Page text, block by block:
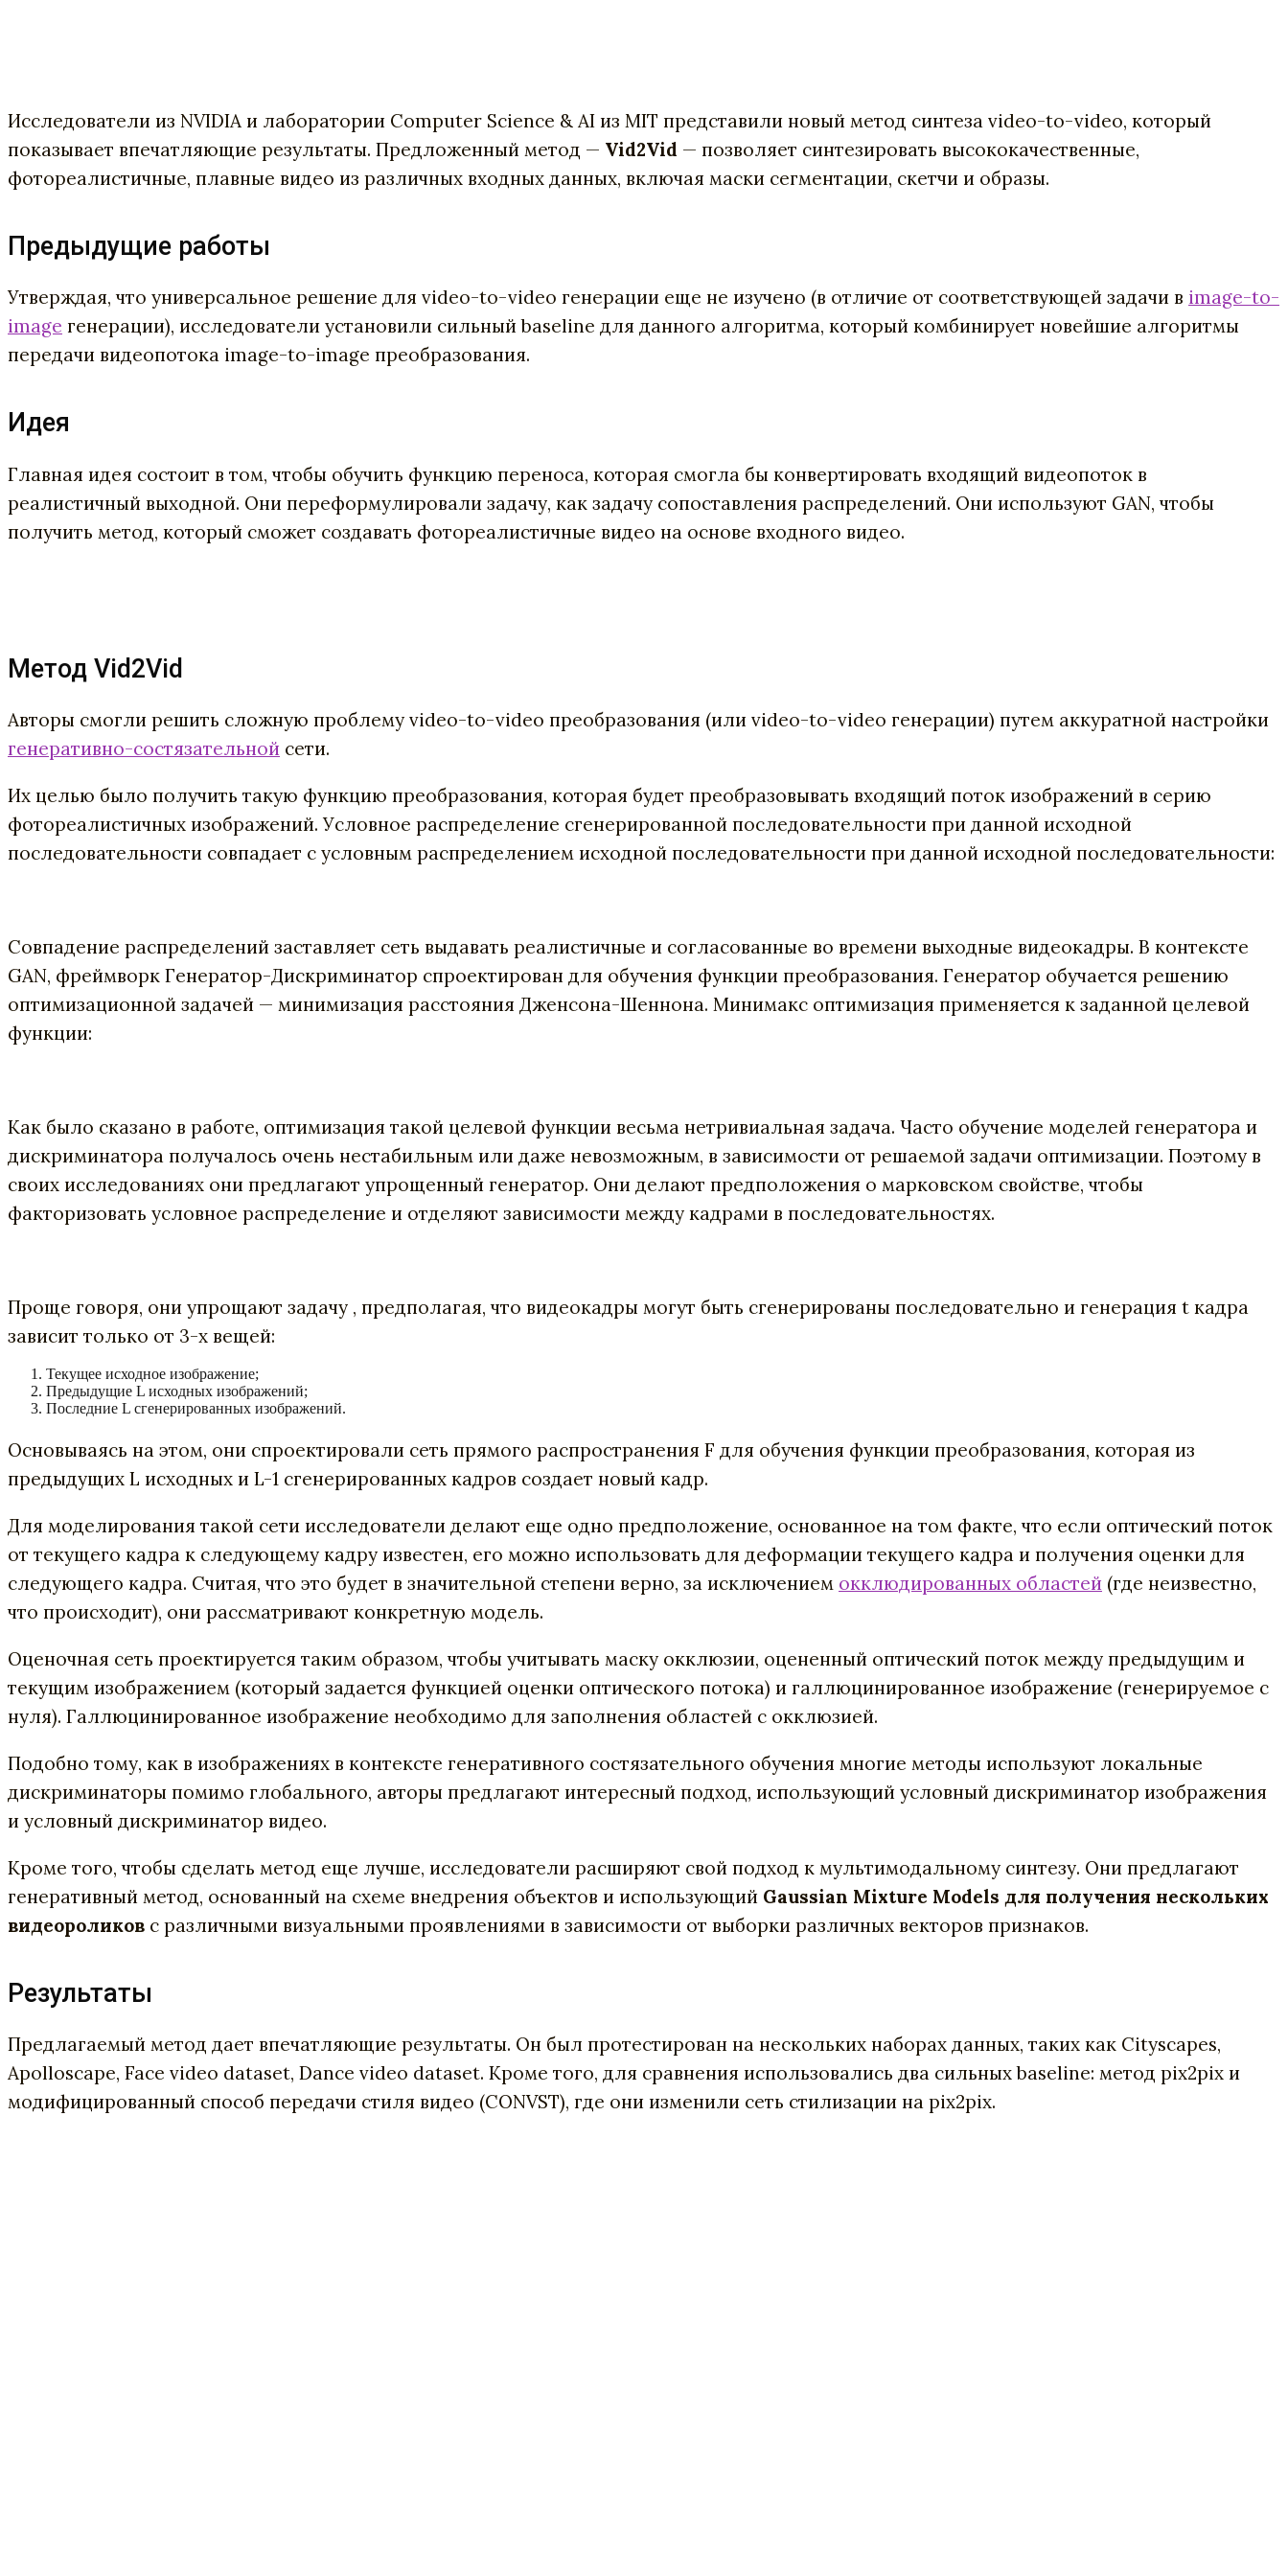
Исследователи из NVIDIA и лаборатории Computer Science & AI из MIT представили новый метод синтеза video-to-video, который
показывает впечатляющие результаты. Предложенный метод — Vid2Vid — позволяет синтезировать высококачественные,
фотореалистичные, плавные видео из различных входных данных, включая маски сегментации, скетчи и образы.
Предыдущие работы
Утверждая, что универсальное решение для video-to-video генерации еще не изучено (в отличие от соответствующей задачи в image-to-
image генерации), исследователи установили сильный baseline для данного алгоритма, который комбинирует новейшие алгоритмы
передачи видеопотока image-to-image преобразования.
Идея
Главная идея состоит в том, чтобы обучить функцию переноса, которая смогла бы конвертировать входящий видеопоток в
реалистичный выходной. Они переформулировали задачу, как задачу сопоставления распределений. Они используют GAN, чтобы
получить метод, который сможет создавать фотореалистичные видео на основе входного видео.
Метод Vid2Vid
Авторы смогли решить сложную проблему video-to-video преобразования (или video-to-video генерации) путем аккуратной настройки
генеративно-состязательной сети.
Их целью было получить такую функцию преобразования, которая будет преобразовывать входящий поток изображений в серию
фотореалистичных изображений. Условное распределение сгенерированной последовательности при данной исходной
последовательности совпадает с условным распределением исходной последовательности при данной исходной последовательности:
Совпадение распределений заставляет сеть выдавать реалистичные и согласованные во времени выходные видеокадры. В контексте
GAN, фреймворк Генератор-Дискриминатор спроектирован для обучения функции преобразования. Генератор обучается решению
оптимизационной задачей — минимизация расстояния Дженсона-Шеннона. Минимакс оптимизация применяется к заданной целевой
функции:
Как было сказано в работе, оптимизация такой целевой функции весьма нетривиальная задача. Часто обучение моделей генератора и
дискриминатора получалось очень нестабильным или даже невозможным, в зависимости от решаемой задачи оптимизации. Поэтому в
своих исследованиях они предлагают упрощенный генератор. Они делают предположения о марковском свойстве, чтобы
факторизовать условное распределение и отделяют зависимости между кадрами в последовательностях.
Проще говоря, они упрощают задачу , предполагая, что видеокадры могут быть сгенерированы последовательно и генерация t кадра
зависит только от 3-х вещей:
Текущее исходное изображение;
Предыдущие L исходных изображений;
Последние L сгенерированных изображений.
Основываясь на этом, они спроектировали сеть прямого распространения F для обучения функции преобразования, которая из
предыдущих L исходных и L-1 сгенерированных кадров создает новый кадр.
Для моделирования такой сети исследователи делают еще одно предположение, основанное на том факте, что если оптический поток
от текущего кадра к следующему кадру известен, его можно использовать для деформации текущего кадра и получения оценки для
следующего кадра. Считая, что это будет в значительной степени верно, за исключением окклюдированных областей (где неизвестно,
что происходит), они рассматривают конкретную модель.
Оценочная сеть проектируется таким образом, чтобы учитывать маску окклюзии, оцененный оптический поток между предыдущим и
текущим изображением (который задается функцией оценки оптического потока) и галлюцинированное изображение (генерируемое с
нуля). Галлюцинированное изображение необходимо для заполнения областей с окклюзией.
Подобно тому, как в изображениях в контексте генеративного состязательного обучения многие методы используют локальные
дискриминаторы помимо глобального, авторы предлагают интересный подход, использующий условный дискриминатор изображения
и условный дискриминатор видео.
Кроме того, чтобы сделать метод еще лучше, исследователи расширяют свой подход к мультимодальному синтезу. Они предлагают
генеративный метод, основанный на схеме внедрения объектов и использующий Gaussian Mixture Models для получения нескольких
видеороликов с различными визуальными проявлениями в зависимости от выборки различных векторов признаков.
Результаты
Предлагаемый метод дает впечатляющие результаты. Он был протестирован на нескольких наборах данных, таких как Cityscapes,
Apolloscape, Face video dataset, Dance video dataset. Кроме того, для сравнения использовались два сильных baseline: метод pix2pix и
модифицированный способ передачи стиля видео (CONVST), где они изменили сеть стилизации на pix2pix.